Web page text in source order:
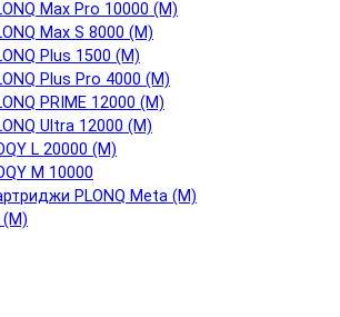
Max Pro 10000 (М)
Max S 8000 (М)
Plus 1500 (М)
Plus Pro 4000 (М)
PRIME 12000 (М)
Ultra 12000 (М)
L 20000 (М)
M 10000
PLONQ Meta (М)
(М)